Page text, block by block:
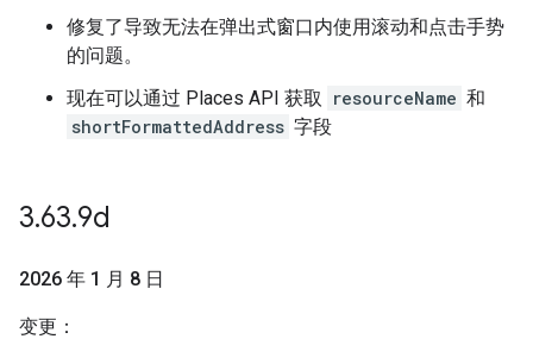
修复了导致无法在弹出式窗口内使用滚动和点击手势
的问题。
现在可以通过 Places API 获取
resourceName 和
shortFormattedAddress 字段
3.63.9d
2026 年 1 月 8 日
变更：